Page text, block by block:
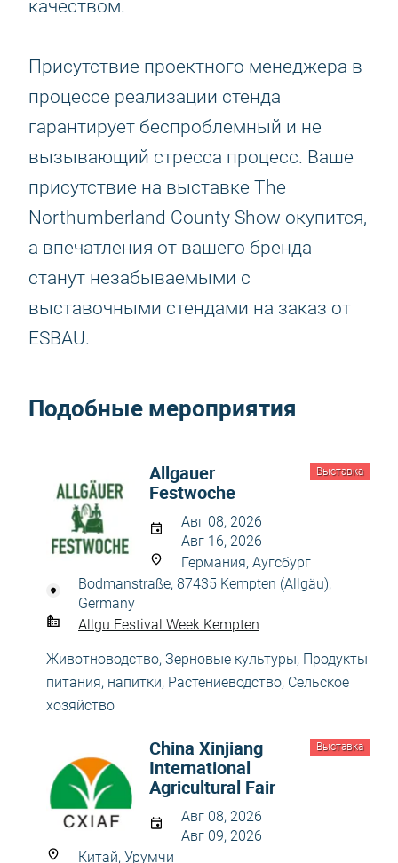
качеством.
Присутствие проектного менеджера в
процессе реализации стенда
гарантирует беспроблемный и не
вызывающий стресса процесс. Ваше
присутствие на выставке The
Northumberland County Show окупится,
а впечатления от вашего бренда
станут незабываемыми с
выставочными стендами на заказ от
ESBAU.
Подобные мероприятия
Выставка
Allgаuer
Festwoche
Авг 08, 2026
Авг 16, 2026
Германия, Аугсбург
Bodmanstraße, 87435 Kempten (Allgäu),
Germany
Allgu Festival Week Kempten
Животноводство, Зерновые культуры, Продукты
питания, напитки, Растениеводство, Сельское
хозяйство
Выставка
China Xinjiang
International
Agricultural Fair
Авг 08, 2026
Авг 09, 2026
Китай, Урумчи